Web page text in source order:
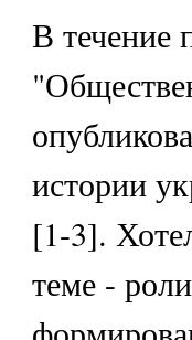
В течение
истории
[1-3].
теме -